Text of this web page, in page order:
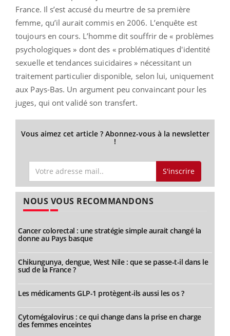
France. Il s’est accusé du meurtre de sa première
femme, qu’il aurait commis en 2006. L’enquête est
toujours en cours. L’homme dit souffrir de « problèmes
psychologiques » dont des « problématiques d'identité
sexuelle et tendances suicidaires » nécessitant un
traitement particulier disponible, selon lui, uniquement
aux Pays-Bas. Un argument peu convaincant pour les
juges, qui ont validé son transfert.
Vous aimez cet article ? Abonnez-vous à la newsletter
!
S'inscrire
NOUS VOUS RECOMMANDONS
Cancer colorectal : une stratégie simple aurait changé la
donne au Pays basque
Chikungunya, dengue, West Nile : que se passe-t-il dans le
sud de la France ?
Les médicaments GLP-1 protègent-ils aussi les os ?
Cytomégalovirus : ce qui change dans la prise en charge
des femmes enceintes